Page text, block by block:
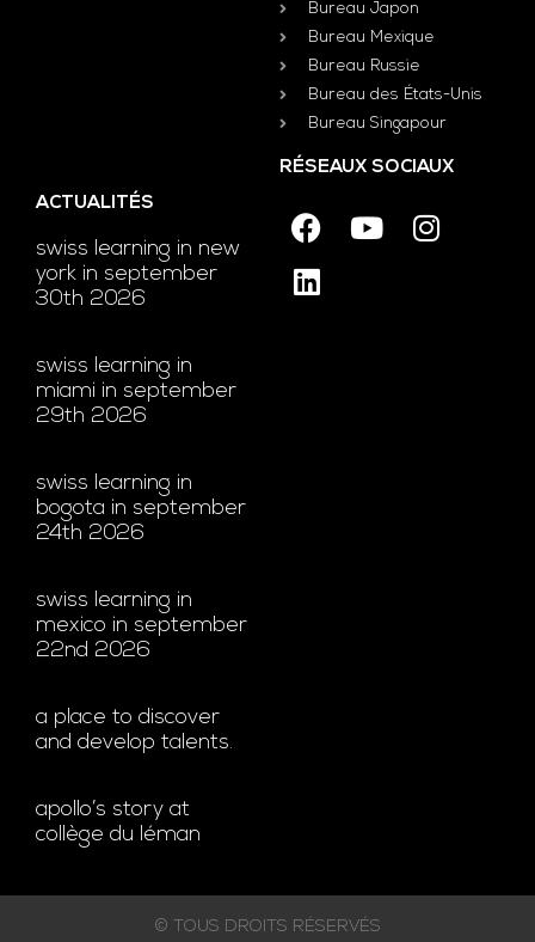
Bureau Japon
Bureau Mexique
Bureau Russie
Bureau des États-Unis
Bureau Singapour
ACTUALITÉS
swiss learning in new
york in september
30th 2026
swiss learning in
miami in september
29th 2026
swiss learning in
bogota in september
24th 2026
swiss learning in
mexico in september
22nd 2026
a place to discover
and develop talents.
apollo’s story at
collège du léman
RÉSEAUX SOCIAUX
© TOUS DROITS RÉSERVÉS